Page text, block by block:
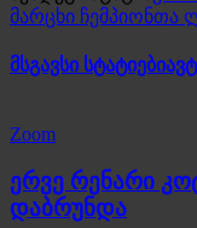
მარცხი ჩემპიონთა
მსგავსი სტატიები
Zoom
ერვე რენარი
დაბრუნდა